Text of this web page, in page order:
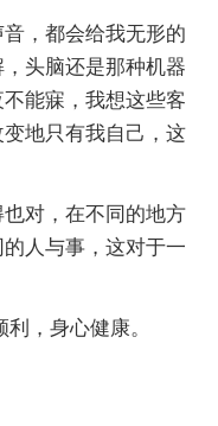
，都会给我无形的
头脑还是那种机器
能寐，我想这些客
地只有我自己，这
对，在不同的地方
人与事，这对于一
，身心健康。